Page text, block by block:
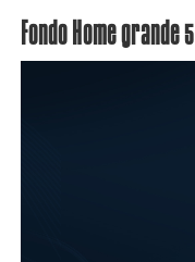
Fondo Home grande 5